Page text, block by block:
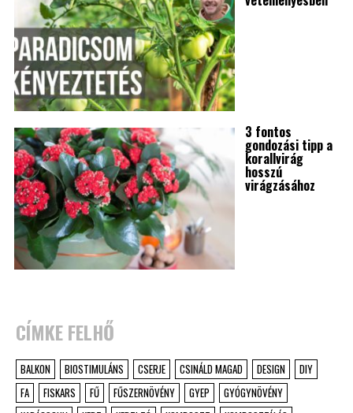
3 fontos
gondozási tipp a
korallvirág
hosszú
virágzásához
CÍMKE FELHŐ
BALKON BIOSTIMULÁNS CSERJE CSINÁLD MAGAD DESIGN
DIY
FA
FISKARS FŰ FŰSZERNÖVÉNY GYEP
GYÓGYNÖVÉNY